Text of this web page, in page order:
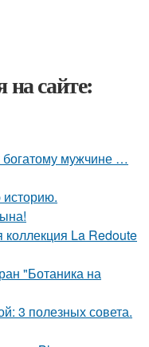
на сайте:
богатому мужчине …
La Redoute
"Ботаника на
3 полезных совета.